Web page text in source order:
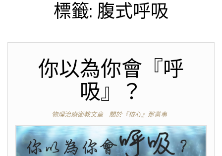
標籤: 腹式呼吸
你以為你會『呼
吸』？
物理治療衛教文章 關於『核心』那黨事